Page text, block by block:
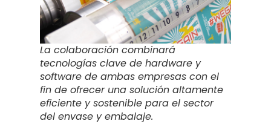
La colaboración combinará
tecnologías clave de hardware y
software de ambas empresas con el
fin de ofrecer una solución altamente
eficiente y sostenible para el sector
del envase y embalaje.